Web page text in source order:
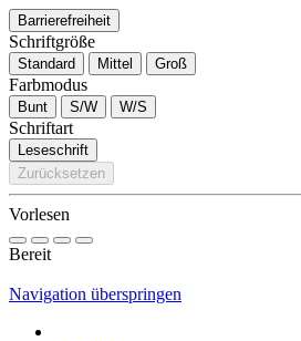
Barrierefreiheit
Schriftgröße
Standard Mittel Groß
Farbmodus
Bunt S/W W/S
Schriftart
Leseschrift
Zurücksetzen
Vorlesen
Bereit
Navigation überspringen